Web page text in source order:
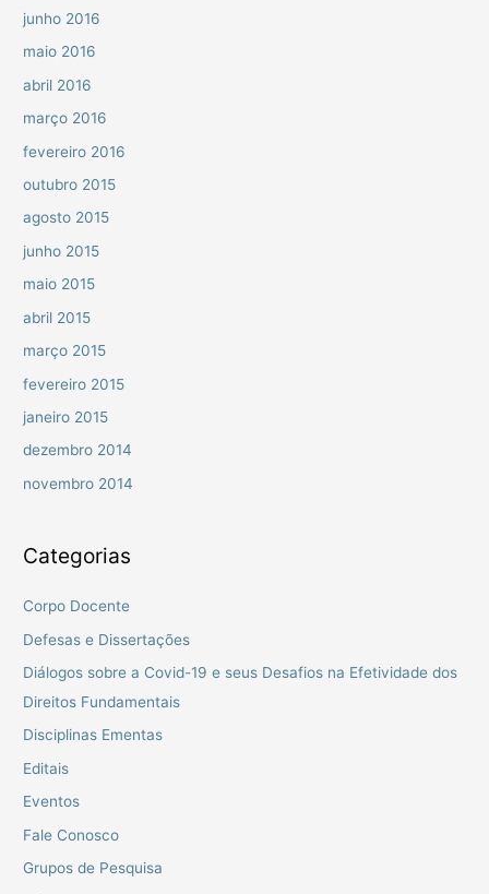
junho 2016
maio 2016
abril 2016
março 2016
fevereiro 2016
outubro 2015
agosto 2015
junho 2015
maio 2015
abril 2015
março 2015
fevereiro 2015
janeiro 2015
dezembro 2014
novembro 2014
Categorias
Corpo Docente
Defesas e Dissertações
Diálogos sobre a Covid-19 e seus Desafios na Efetividade dos
Direitos Fundamentais
Disciplinas Ementas
Editais
Eventos
Fale Conosco
Grupos de Pesquisa